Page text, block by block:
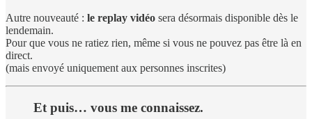
Autre nouveauté : le replay vidéo sera désormais disponible dès le
lendemain.
Pour que vous ne ratiez rien, même si vous ne pouvez pas être là en
direct.
(mais envoyé uniquement aux personnes inscrites)
Et puis… vous me connaissez.